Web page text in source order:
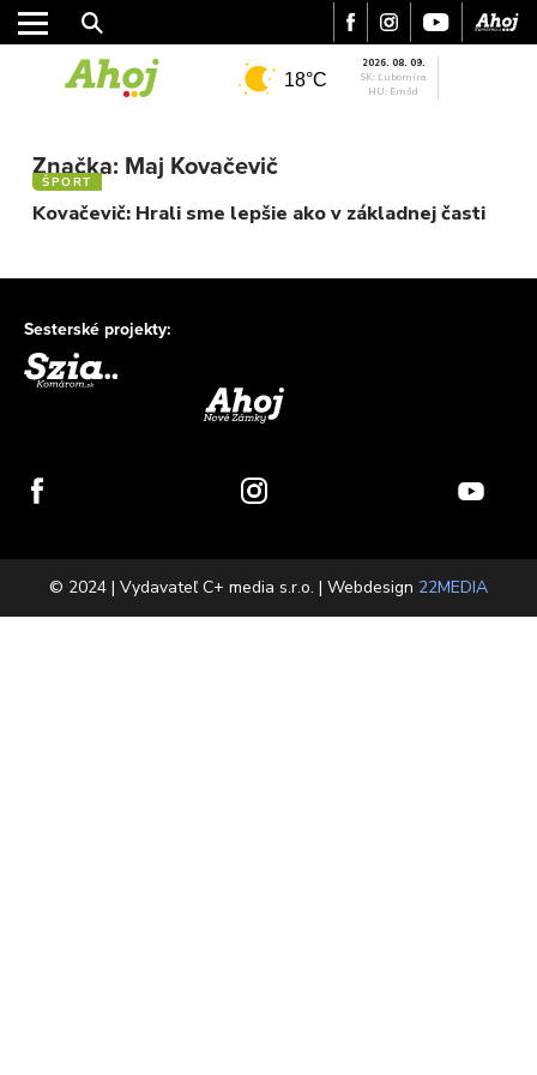
REGIÓN
KULTÚRA
18°C
2026. 08. 09.
SK: Ľubomíra
HU: Emőd
Značka: Maj Kovačevič
ŠPORT
Kovačevič: Hrali sme lepšie ako v základnej časti
Sesterské projekty:
© 2024 | Vydavateľ C+ media s.r.o. | Webdesign 22MEDIA